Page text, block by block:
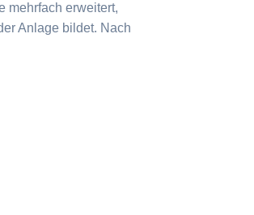
mehrfach erweitert,
Anlage bildet. Nach